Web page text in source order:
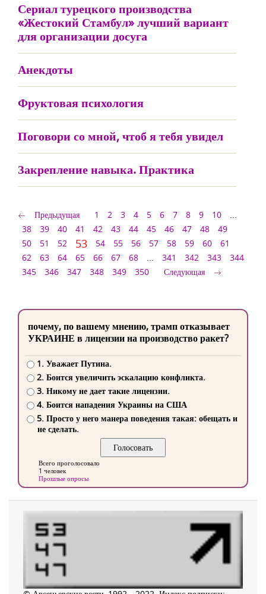
Сериал турецкого производства
«Жестокий Стамбул» лучший вариант
для организации досуга
Анекдоты
Фруктовая психология
Поговори со мной, чтоб я тебя увидел
Закрепление навыка. Практика
Предыдущая 1 2 3 4 5 6 7 8 9 10
...
38
39 40 41 42 43 44 45 46 47 48
49
50
51 52 53 54 55 56 57 58 59 60
61
62
63 64 65 66 67 68 ... 341 342 343
344
345
346 347 348 349 350 Следующая
почему, по вашему мнению, трамп отказывает
УКРАИНЕ в лицензии на производство ракет?
1. Уважает Путина.
2. Боится увеличить эскалацию конфликта.
3. Никому не дает такие лицензии.
4. Боится нападения Украины на США
5. Просто у него манера поведения такая: обещать и
не сделать.
Всего проголосовало
1 человек
Прошлые опросы